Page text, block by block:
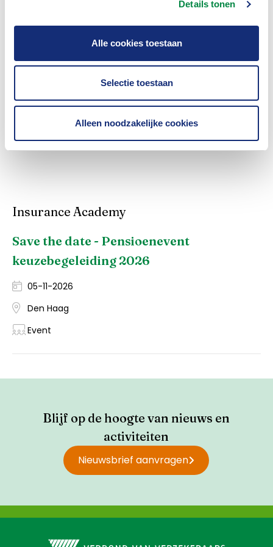
Details tonen
Alle cookies toestaan
Selectie toestaan
Alleen noodzakelijke cookies
Was dit nuttig?
Nee
Insurance Academy
Save the date - Pensioenevent
keuzebegeleiding 2026
05-11-2026
Den Haag
Event
Blijf op de hoogte van nieuws en
activiteiten
Nieuwsbrief aanvragen